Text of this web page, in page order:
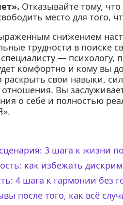
Отказывайте тому,
место для того,
снижением
трудности в поиске
— психологу,
комфортно и кому вы
свои навыки,
Вы
о себе и полностью
3 шага к жизни
как избежать
4 шага к гармонии без
после того, как всё